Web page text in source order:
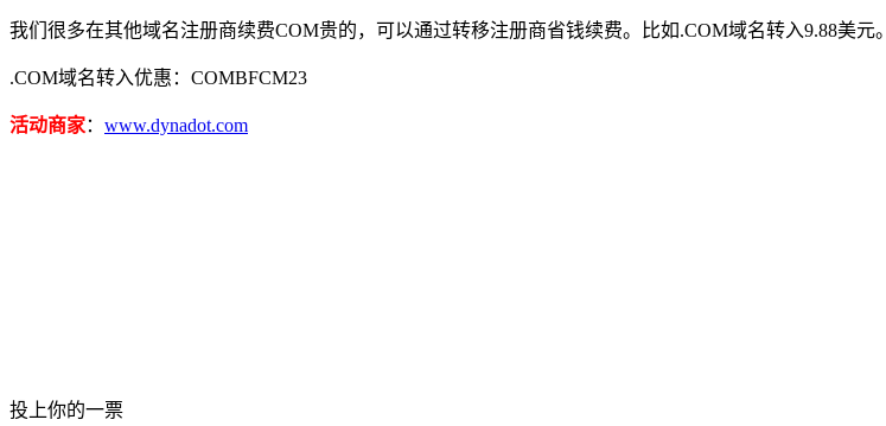
我们很多在其他域名注册商续费COM贵的，可以通过转移注册商省钱续费。比如.COM域名转入9.88美元。
.COM域名转入优惠： COMBFCM23
活动商家： www.dynadot.com
投上你的一票